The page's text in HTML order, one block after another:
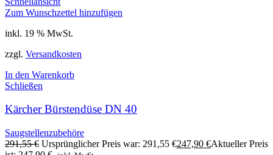
Zum Wunschzettel hinzufügen
inkl. 19 % MwSt.
zzgl. Versandkosten
In den Warenkorb
Schließen
Kärcher Bürstendüse DN 40
Saugstellenzubehöre
291,55€ Ursprünglicher Preis war: 291,55 €247,90 €Aktueller Preis